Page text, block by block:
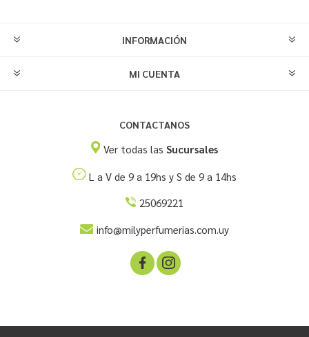
INFORMACIÓN
MI CUENTA
CONTACTANOS
Ver todas las Sucursales
L a V de 9 a 19hs y S de 9 a 14hs
25069221
info@milyperfumerias.com.uy